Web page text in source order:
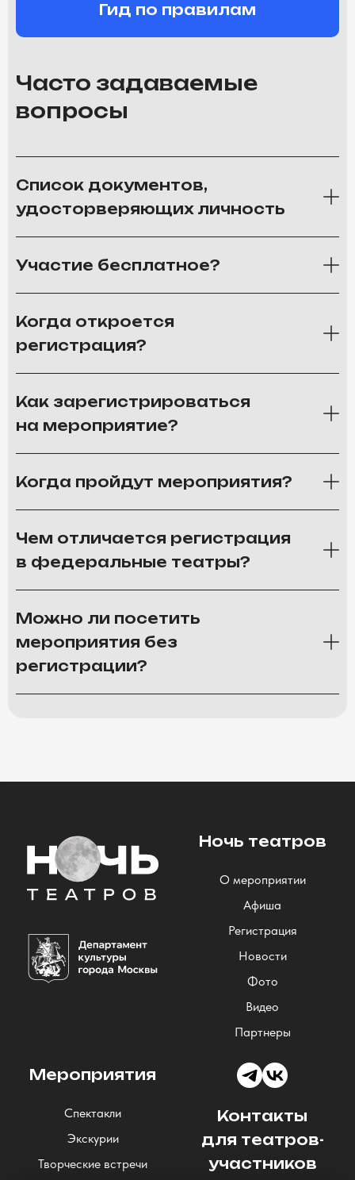
Гид по правилам
Часто задаваемые
вопросы
Список документов,
удосторверяющих личность
Участие бесплатное?
Когда откроется
регистрация?
Как зарегистрироваться
на мероприятие?
Когда пройдут мероприятия?
Чем отличается регистрация
в федеральные театры?
Можно ли посетить
мероприятия без
регистрации?
Ночь театров
О мероприятии
Афиша
Регистрация
Новости
Фото
Видео
Партнеры
Мероприятия
Спектакли
Экскурии
Творческие встречи
Контакты
для театров-
участников